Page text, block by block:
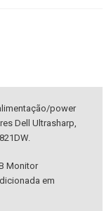
power
Dell Ultrasharp,
Monitor
em